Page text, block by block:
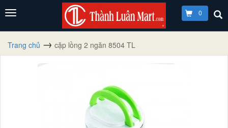
0
Trang chủ cặp lồng 2 ngăn 8504 TL